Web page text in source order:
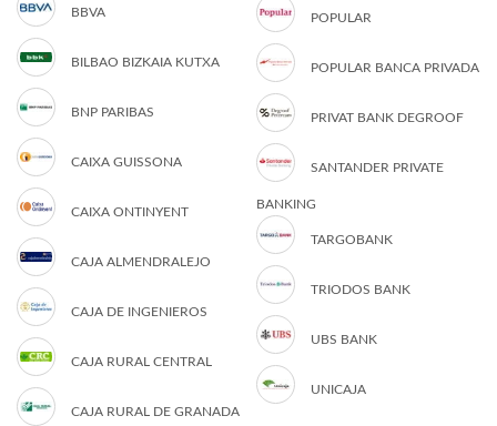
BBVA
BILBAO BIZKAIA KUTXA
BNP PARIBAS
CAIXA GUISSONA
CAIXA ONTINYENT
CAJA ALMENDRALEJO
CAJA DE INGENIEROS
CAJA RURAL CENTRAL
CAJA RURAL DE GRANADA
POPULAR
POPULAR BANCA PRIVADA
PRIVAT BANK DEGROOF
SANTANDER PRIVATE
BANKING
TARGOBANK
TRIODOS BANK
UBS BANK
UNICAJA